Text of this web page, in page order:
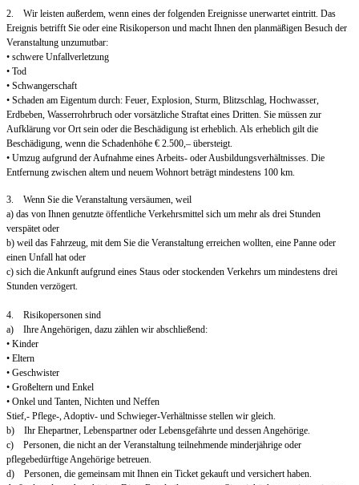
2. Wir leisten außerdem, wenn eines der folgenden Ereignisse unerwartet eintritt. Das
Ereignis betrifft Sie oder eine Risikoperson und macht Ihnen den planmäßigen Besuch der
Veranstaltung unzumutbar:
• schwere Unfallverletzung
• Tod
• Schwangerschaft
• Schaden am Eigentum durch: Feuer, Explosion, Sturm, Blitzschlag, Hochwasser,
Erdbeben, Wasserrohrbruch oder vorsätzliche Straftat eines Dritten. Sie müssen zur
Aufklärung vor Ort sein oder die Beschädigung ist erheblich. Als erheblich gilt die
Beschädigung, wenn die Schadenhöhe € 2.500,– übersteigt.
• Umzug aufgrund der Aufnahme eines Arbeits- oder Ausbildungsverhältnisses. Die
Entfernung zwischen altem und neuem Wohnort beträgt mindestens 100 km.
3. Wenn Sie die Veranstaltung versäumen, weil
a) das von Ihnen genutzte öffentliche Verkehrsmittel sich um mehr als drei Stunden
verspätet oder
b) weil das Fahrzeug, mit dem Sie die Veranstaltung erreichen wollten, eine Panne oder
einen Unfall hat oder
c) sich die Ankunft aufgrund eines Staus oder stockenden Verkehrs um mindestens drei
Stunden verzögert.
4. Risikopersonen sind
a) Ihre Angehörigen, dazu zählen wir abschließend:
• Kinder
• Eltern
• Geschwister
• Großeltern und Enkel
• Onkel und Tanten, Nichten und Neffen
Stief,- Pflege-, Adoptiv- und Schwieger-Verhältnisse stellen wir gleich.
b) Ihr Ehepartner, Lebenspartner oder Lebensgefährte und dessen Angehörige.
c) Personen, die nicht an der Veranstaltung teilnehmende minderjährige oder
pflegebedürftige Angehörige betreuen.
d) Personen, die gemeinsam mit Ihnen ein Ticket gekauft und versichert haben.